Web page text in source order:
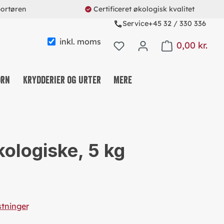
Certificeret økologisk kvalitet
Service+45 32 / 330 336
inkl. moms 0,00 kr.
Shopping cart
Krydderier og urter Mere
OG SNACKS
SYSTEM
5 kg